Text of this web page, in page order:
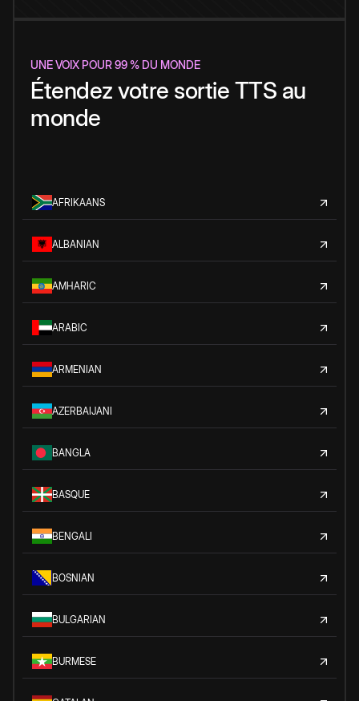
UNE VOIX POUR 99 % DU MONDE
Étendez votre sortie TTS au
monde
AFRIKAANS
ALBANIAN
AMHARIC
ARABIC
ARMENIAN
AZERBAIJANI
BANGLA
BASQUE
BENGALI
BOSNIAN
BULGARIAN
BURMESE